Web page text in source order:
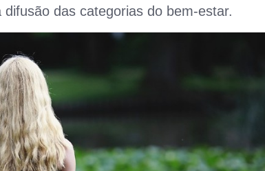
das categorias do bem-estar.